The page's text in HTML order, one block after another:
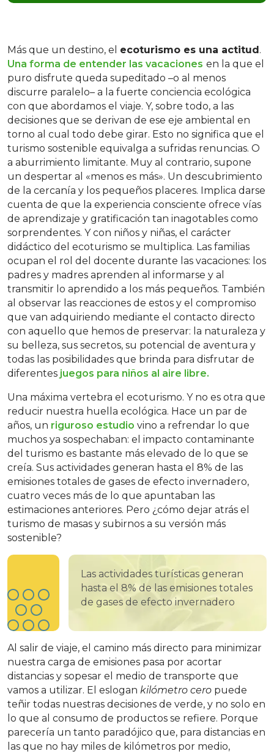
Más que un destino, el ecoturismo es una actitud.
Una forma de entender las vacaciones en la que el
puro disfrute queda supeditado –o al menos
discurre paralelo– a la fuerte conciencia ecológica
con que abordamos el viaje. Y, sobre todo, a las
decisiones que se derivan de ese eje ambiental en
torno al cual todo debe girar. Esto no significa que el
turismo sostenible equivalga a sufridas renuncias. O
a aburrimiento limitante. Muy al contrario, supone
un despertar al «menos es más». Un descubrimiento
de la cercanía y los pequeños placeres. Implica darse
cuenta de que la experiencia consciente ofrece vías
de aprendizaje y gratificación tan inagotables como
sorprendentes. Y con niños y niñas, el carácter
didáctico del ecoturismo se multiplica. Las familias
ocupan el rol del docente durante las vacaciones: los
padres y madres aprenden al informarse y al
transmitir lo aprendido a los más pequeños. También
al observar las reacciones de estos y el compromiso
que van adquiriendo mediante el contacto directo
con aquello que hemos de preservar: la naturaleza y
su belleza, sus secretos, su potencial de aventura y
todas las posibilidades que brinda para disfrutar de
diferentes juegos para niños al aire libre.
Una máxima vertebra el ecoturismo. Y no es otra que
reducir nuestra huella ecológica. Hace un par de
años, un riguroso estudio vino a refrendar lo que
muchos ya sospechaban: el impacto contaminante
del turismo es bastante más elevado de lo que se
creía. Sus actividades generan hasta el 8% de las
emisiones totales de gases de efecto invernadero,
cuatro veces más de lo que apuntaban las
estimaciones anteriores. Pero ¿cómo dejar atrás el
turismo de masas y subirnos a su versión más
sostenible?
Las actividades turísticas generan
hasta el 8% de las emisiones totales
de gases de efecto invernadero
Al salir de viaje, el camino más directo para minimizar
nuestra carga de emisiones pasa por acortar
distancias y sopesar el medio de transporte que
vamos a utilizar. El eslogan kilómetro cero puede
teñir todas nuestras decisiones de verde, y no solo en
lo que al consumo de productos se refiere. Porque
parecería un tanto paradójico que, para distancias en
las que no hay miles de kilómetros por medio,